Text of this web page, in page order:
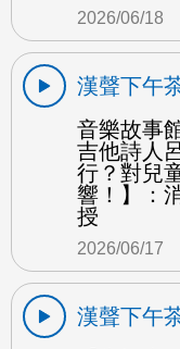
2026/06/18
漢聲下午
音樂故事
吉他詩人
行？對兒
響！】：
授
2026/06/17
漢聲下午